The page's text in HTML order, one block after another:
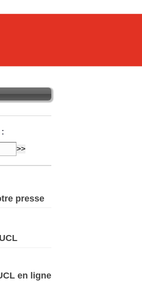
presse
en ligne